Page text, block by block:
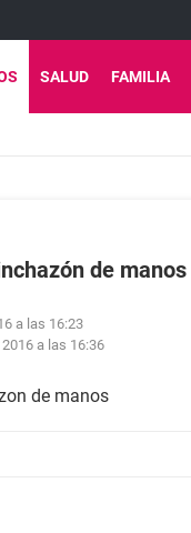
SALUD FAMILIA
de manos
a las 16:23
a las 16:36
de manos